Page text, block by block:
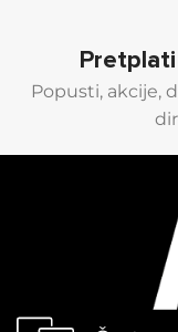
Popusti, akcije,